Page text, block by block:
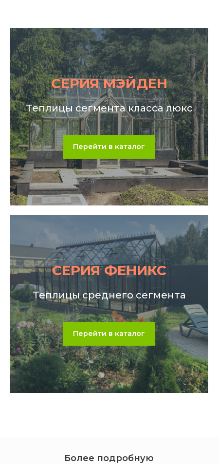
СЕРИЯ МЭЙДЕН
Теплицы сегмента класса люкс
Перейти в каталог
СЕРИЯ ФЕНИКС
Теплицы среднего сегмента
Перейти в каталог
Более подробную